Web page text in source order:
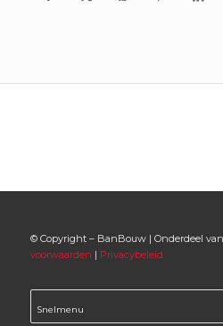
© Copyright – BanBouw | Onderdeel
voorwaarden | Privacybeleid